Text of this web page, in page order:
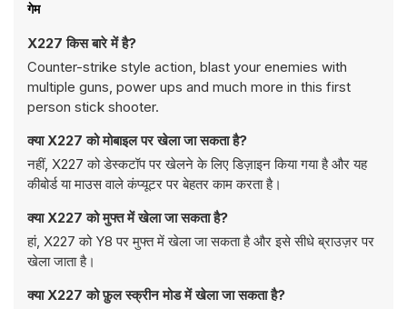
गेम
X227 किस बारे में है?
Counter-strike style action, blast your enemies with
multiple guns, power ups and much more in this first
person stick shooter.
क्या X227 को मोबाइल पर खेला जा सकता है?
नहीं, X227 को डेस्कटॉप पर खेलने के लिए डिज़ाइन किया गया है और यह
कीबोर्ड या माउस वाले कंप्यूटर पर बेहतर काम करता है।
क्या X227 को मुफ्त में खेला जा सकता है?
हां, X227 को Y8 पर मुफ्त में खेला जा सकता है और इसे सीधे ब्राउज़र पर
खेला जाता है।
क्या X227 को फ़ुल स्क्रीन मोड में खेला जा सकता है?